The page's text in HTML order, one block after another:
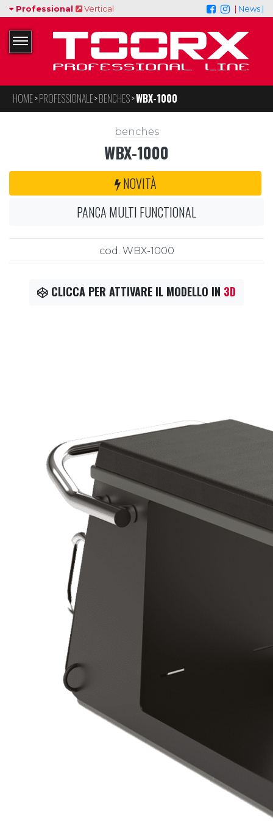
Professional Vertical | News |
HOME PROFESSIONALE BENCHES WBX-1000
benches
WBX-1000
NOVITÀ
PANCA MULTI FUNCTIONAL
cod. WBX-1000
CLICCA PER ATTIVARE IL MODELLO IN 3D